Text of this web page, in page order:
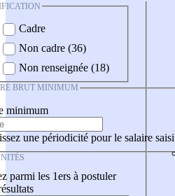
Cadre
Non cadre (36)
Non renseignée (18)
BRUT MINIMUM
minimum
une périodicité pour le salaire saisi
parmi les 1ers à postuler